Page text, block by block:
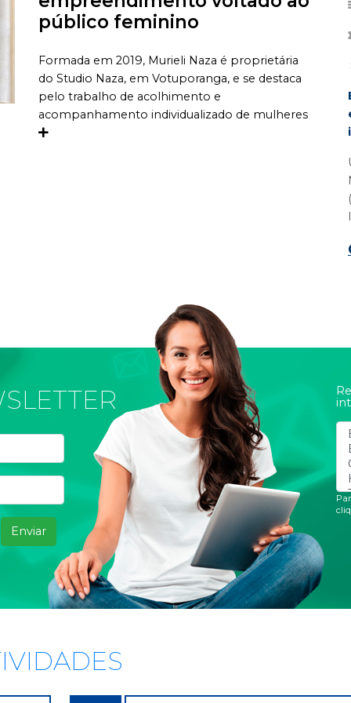
público feminino
Formada em 2019, Murieli Naza é proprietária
do Studio Naza, em Votuporanga, e se destaca
pelo trabalho de acolhimento e
acompanhamento individualizado de mulheres
Enviar